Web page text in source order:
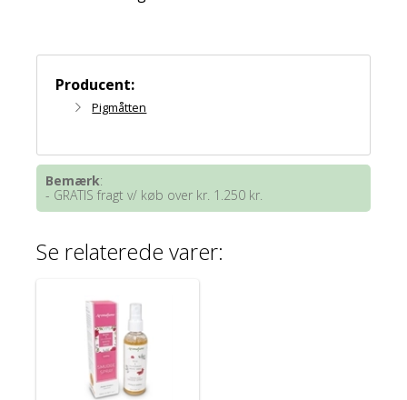
Producent:
Pigmåtten
Bemærk:
- GRATIS fragt v/ køb over kr. 1.250 kr.
Se relaterede varer: